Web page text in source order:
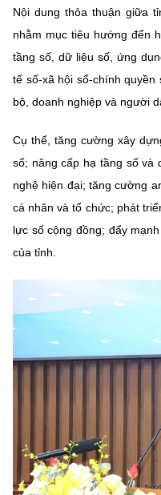
BỘ KHOA
MINISTRY OF
Điều khoản sử dụng Theo
Cơ quan chủ quản: Bộ Khoa
Giám đốc Trung tâm
Liên hệ
Địa chỉ: Ban Biên tập Cổng
Điện thoại: 024 3936 9506
Email:stc@mst.gov.vn
©2026 Bản quyền thuộc Bộ
Nội dung thỏa thuận giữa
nhằm mục tiêu hướng đến
tầng số, dữ liệu số, ứng
tế số-xã hội số-chính quyền
bộ, doanh nghiệp và người
Cụ thể, tăng cường xây
số; nâng cấp hạ tầng số và
nghệ hiện đại; tăng cường
cá nhân và tổ chức; phát
lực số cộng đồng; đẩy
của tỉnh.